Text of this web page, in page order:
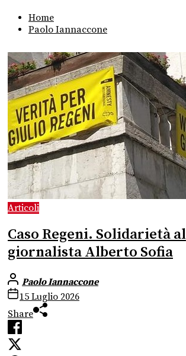
Home
Paolo Iannaccone
Articoli
Caso Regeni. Solidarietà al
giornalista Alberto Sofia
Paolo Iannaccone
15 Luglio 2026
Share